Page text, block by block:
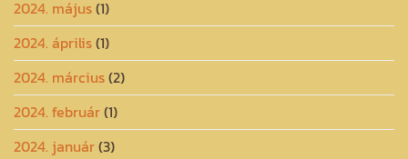
2024. május(1)
2024. április(1)
2024. március(2)
2024. február(1)
2024. január(3)